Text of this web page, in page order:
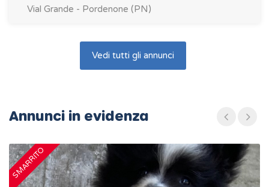
Vial Grande - Pordenone (PN)
Vedi tutti gli annunci
Annunci in evidenza
SMARRITO